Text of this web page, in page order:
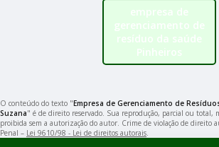
empresa de
gerenciamento de
resíduo da saúde
Pinheiros
O conteúdo do texto "Empresa de Gerenciamento de
Suzana" é de direito reservado. Sua reprodução, parcial ou total,
proibida sem a autorização do autor. Crime de violação de direito
Penal – Lei 9610/98 - Lei de direitos autorais.